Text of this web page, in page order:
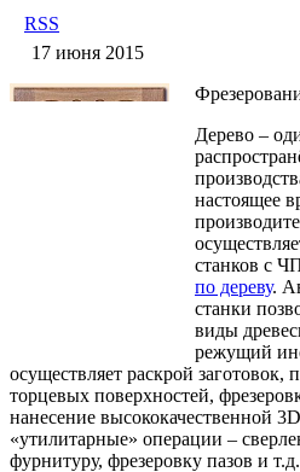
RSS
17 июня 2015
Дерево –
настоящее
станков с
по дереву.
станки
виды
режущий
осуществляет раскрой заготовок,
торцевых поверхностей,
нанесение высококачественной
«утилитарные» операции –
фурнитуру, фрезеровку пазов и т.д.